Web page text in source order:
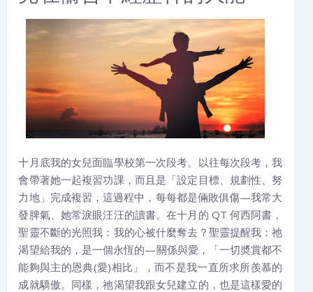
十月底我的女兒面臨學校第一次段考。以往每次段考，我
會帶著她一起複習功課，而且是「設定目標、規劃性、努
力地」完成複習，這過程中，每每都是倆敗俱傷—我常大
發脾氣、她常淚眼汪汪的讀書。在十月的 QT 何西阿書，
聖靈不斷的光照我：我的心被什麼奪去？聖靈提醒我：祂
渴望給我的，是一個永恆的—關係與愛，「一切奬賞都不
能夠與主的恩典(愛)相比」，而不是我一直所求所羨慕的
成就驕傲。同樣，祂渴望我跟女兒建立的，也是這樣愛的